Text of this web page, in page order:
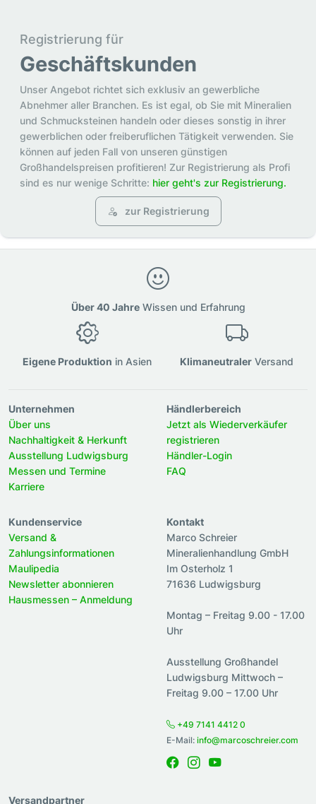
Registrierung für
Geschäftskunden
Unser Angebot richtet sich exklusiv an gewerbliche
Abnehmer aller Branchen. Es ist egal, ob Sie mit Mineralien
und Schmucksteinen handeln oder dieses sonstig in ihrer
gewerblichen oder freiberuflichen Tätigkeit verwenden. Sie
können auf jeden Fall von unseren günstigen
Großhandelspreisen profitieren! Zur Registrierung als Profi
sind es nur wenige Schritte: hier geht's zur Registrierung.
zur Registrierung
Über 40 JahreWissen und Erfahrung
Eigene Produktion in Asien Klimaneutraler Versand
Unternehmen
Über uns
Nachhaltigkeit & Herkunft
Ausstellung Ludwigsburg
Messen und Termine
Karriere
Händlerbereich
Jetzt als Wiederverkäufer
registrieren
Händler-Login
FAQ
Kundenservice
Versand &
Zahlungsinformationen
Maulipedia
Newsletter abonnieren
Hausmessen – Anmeldung
Kontakt
Marco Schreier
Mineralienhandlung GmbH
Im Osterholz 1
71636 Ludwigsburg
Montag – Freitag 9.00 - 17.00
Uhr
Ausstellung Großhandel
Ludwigsburg Mittwoch –
Freitag 9.00 – 17.00 Uhr
+49 7141 4412 0
E-Mail: info@marcoschreier.com
Versandpartner